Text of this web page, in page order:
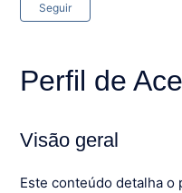
Seguir
Perfil de
Visão geral
Este conteúdo detalha